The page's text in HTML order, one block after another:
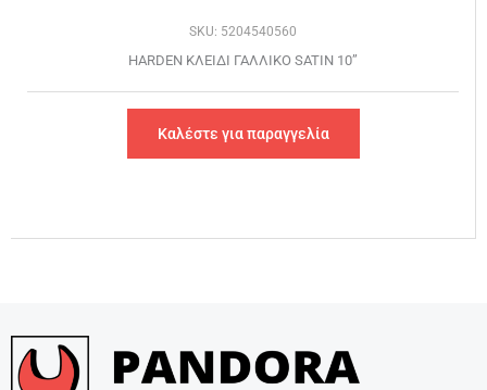
SKU: 5204540560
HARDEN ΚΛΕΙΔΙ ΓΑΛΛΙΚΟ SATIN 10”
Καλέστε για παραγγελία